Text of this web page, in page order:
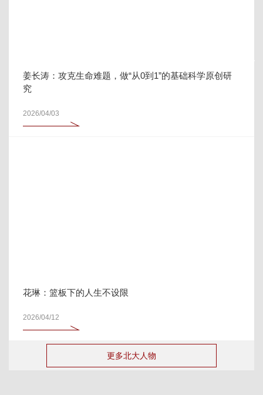
姜长涛：攻克生命难题，做“从0到1”的基础科学原创研
究
2026/04/03
花琳：篮板下的人生不设限
2026/04/12
更多北大人物